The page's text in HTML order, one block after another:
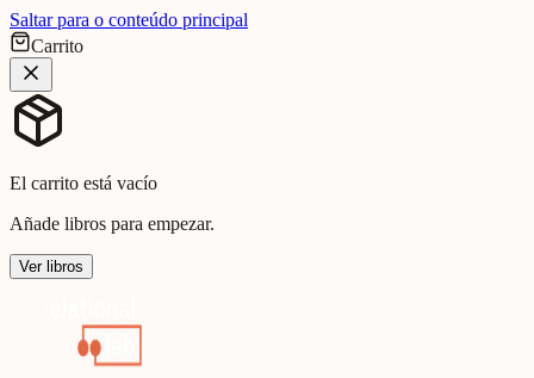
Saltar para o conteúdo principal
Carrito
El carrito está vacío
Añade libros para empezar.
Ver libros